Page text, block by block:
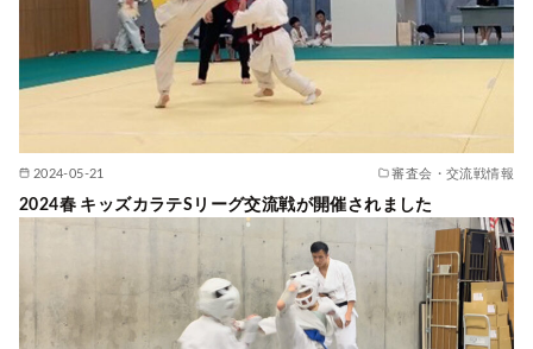
2024-05-21 審査会・交流戦情報
2024春 キッズカラテSリーグ交流戦が開催されました